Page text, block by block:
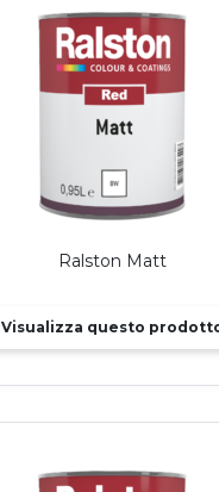
Ralston Matt
Visualizza questo